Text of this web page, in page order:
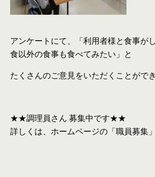
アンケートにて、「利用者様と食事が
食以外の食事も食べてみたい」と
たくさんのご意見をいただくことができ
★★調理員さん 募集中です★★
詳しくは、ホームページの「職員募集